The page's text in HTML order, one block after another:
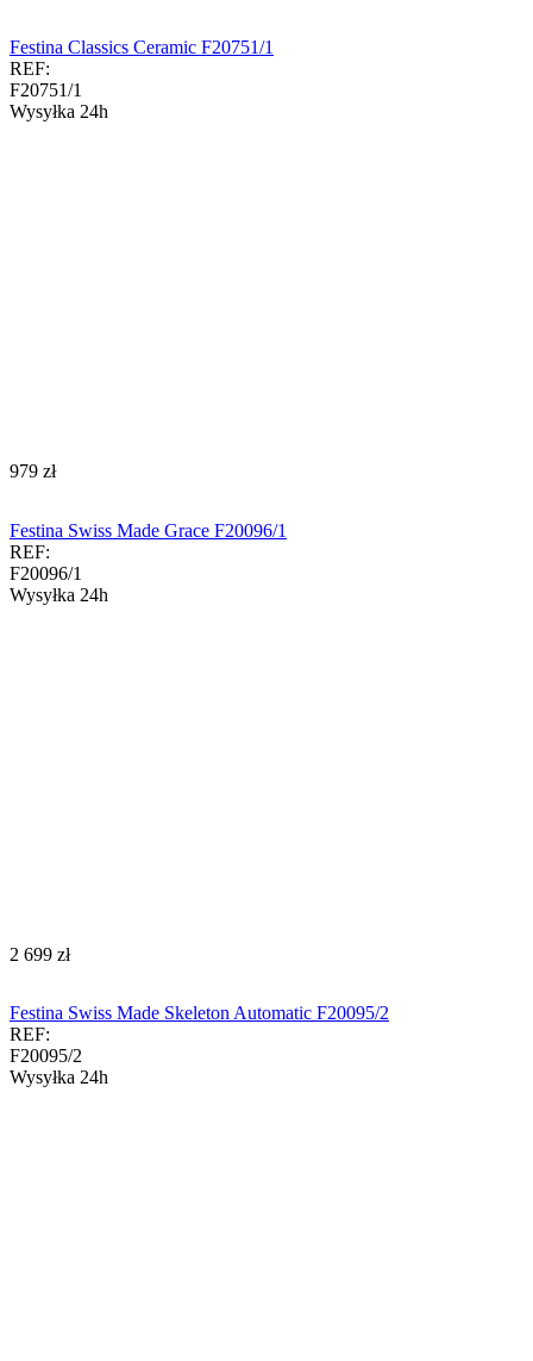
Festina Classics Ceramic F20751/1
REF:
F20751/1
Wysyłka 24h
‍979‍ zł
Festina Swiss Made Grace F20096/1
REF:
F20096/1
Wysyłka 24h
‍2 699‍ zł
Festina Swiss Made Skeleton Automatic F20095/2
REF:
F20095/2
Wysyłka 24h